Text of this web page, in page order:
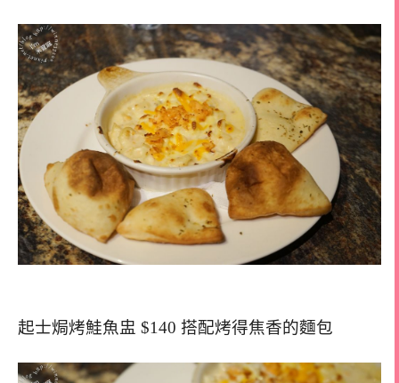
起士焗烤鮭魚盅 $140 搭配烤得焦香的麵包